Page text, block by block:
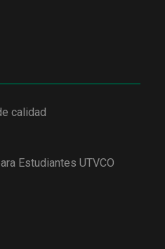
calidad
Estudiantes UTVCO